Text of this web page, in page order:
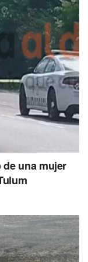
Pública
en el lugar, esto
a su familia sin
el
de la
una mujer